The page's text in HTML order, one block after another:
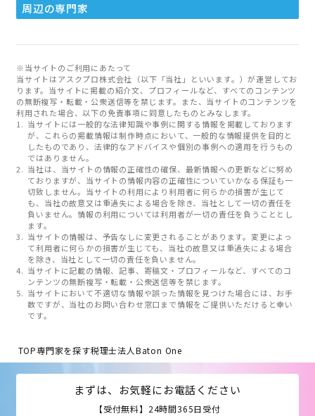
周辺の専門家
※当サイトのご利用にあたって
当サイトはアスクプロ株式会社（以下「当社」といいます。）が運営してお
ります。当サイトに掲載の紹介文、プロフィールなど、すべてのコンテンツ
の無断複写・転載・公衆送信等を禁じます。また、当サイトのコンテンツを
利用された場合、以下の免責事項に同意したものとみなします。
当サイトには一般的な法律知識や事例に関する情報を掲載しております
が、これらの掲載情報は制作時点において、一般的な情報提供を目的と
したものであり、法律的なアドバイスや個別の事例への適用を行うもの
ではありません。
当社は、当サイトの情報の正確性の確保、最新情報への更新などに努め
ておりますが、当サイトの情報内容の正確性についていかなる保証も一
切致しません。当サイトの利用により利用者に何らかの損害が生じて
も、当社の故意又は重過失による場合を除き、当社として一切の責任を
負いません。情報の利用については利用者が一切の責任を負うこととし
ます。
当サイトの情報は、予告なしに変更されることがあります。変更によっ
て利用者に何らかの損害が生じても、当社の故意又は重過失による場合
を除き、当社として一切の責任を負いません。
当サイトに記載の情報、記事、寄稿文・プロフィールなど、すべてのコ
ンテンツの無断複写・転載・公衆送信等を禁じます。
当サイトにおいて不適切な情報や誤った情報を見つけた場合には、お手
数ですが、当社のお問い合わせ窓口まで情報をご提供いただけると幸い
です。
TOP専門家を探す税理士法人Baton One
まずは、お気軽にお電話ください
【受付無料】24時間365日受付